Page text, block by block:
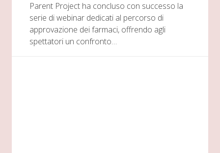
Parent Project ha concluso con successo la
serie di webinar dedicati al percorso di
approvazione dei farmaci, offrendo agli
spettatori un confronto…